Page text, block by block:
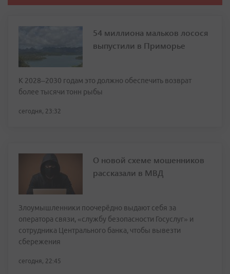
54 миллиона мальков лосося
выпустили в Приморье
К 2028–2030 годам это должно обеспечить возврат
более тысячи тонн рыбы
сегодня, 23:32
О новой схеме мошенников
рассказали в МВД
Злоумышленники поочерёдно выдают себя за
оператора связи, «службу безопасности Госуслуг» и
сотрудника Центрального банка, чтобы вывезти
сбережения
сегодня, 22:45